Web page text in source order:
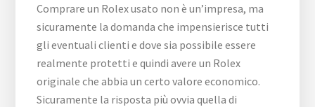
Comprare un Rolex usato non è un’impresa, ma
sicuramente la domanda che impensierisce tutti
gli eventuali clienti e dove sia possibile essere
realmente protetti e quindi avere un Rolex
originale che abbia un certo valore economico.
Sicuramente la risposta più ovvia quella di